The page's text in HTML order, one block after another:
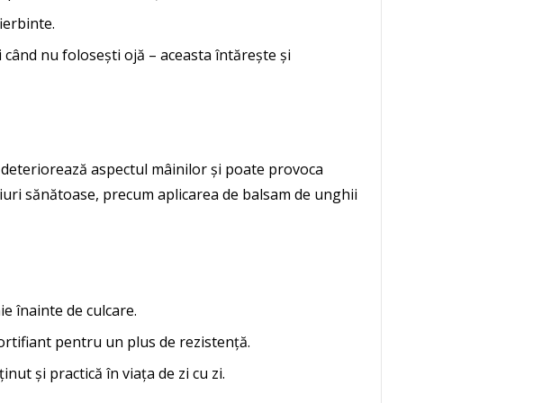
nu folosești ojă – aceasta întărește și
aspectul mâinilor și poate provoca
sănătoase, precum aplicarea de balsam de unghii
înainte de culcare.
pentru un plus de rezistență.
și practică în viața de zi cu zi.